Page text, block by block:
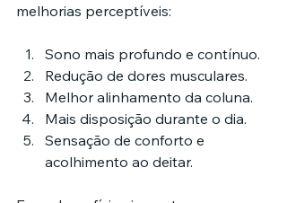
melhorias perceptíveis:
Sono mais profundo e contínuo.
Redução de dores musculares.
Melhor alinhamento da coluna.
Mais disposição durante o dia.
Sensação de conforto e
acolhimento ao deitar.